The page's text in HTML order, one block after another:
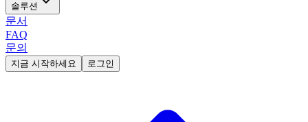
솔루션
문서
FAQ
문의
지금 시작하세요 로그인